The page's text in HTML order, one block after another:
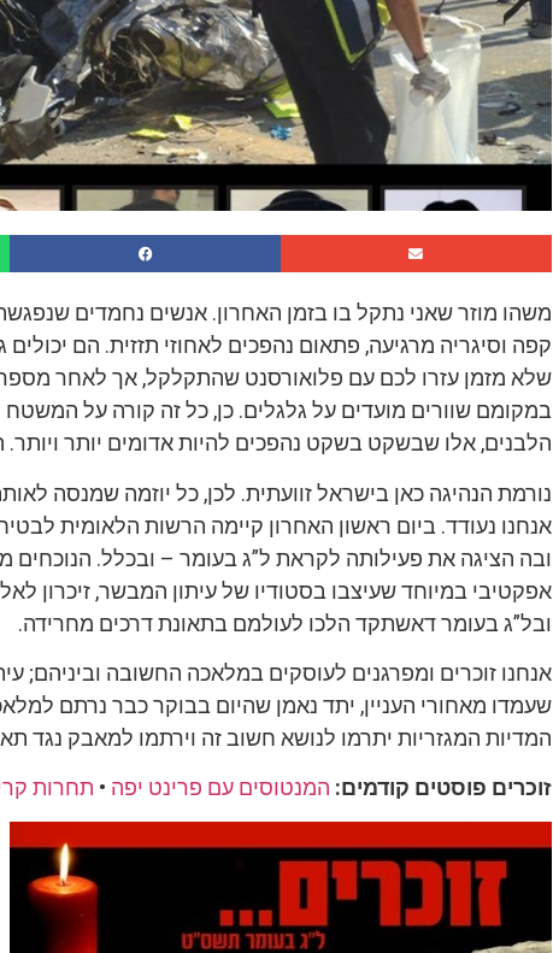
משהו מוזר שאני נתקל בו בזמן האחרון. אנשים נחמדים
קפה וסיגריה מרגיעה, פתאום נהפכים לאחוזי תזזית. הם יכולים
שלא מזמן עזרו לכם עם פלואורסנט שהתקלקל, אך לאחר
במקומם שוורים מועדים על גלגלים. כן, כל זה קורה על
הלבנים, אלו שבשקט בשקט נהפכים להיות אדומים יותר ויותר.
נורמת הנהיגה כאן בישראל זוועתית. לכן, כל יוזמה שמנסה
אנחנו נעודד. ביום ראשון האחרון קיימה הרשות הלאומית
ובה הציגה את פעילותה לקראת ל”ג בעומר – ובכלל. הנוכחים
אפקטיבי במיוחד שעיצבו בסטודיו של עיתון המבשר, זיכרון
ובל”ג בעומר דאשתקד הלכו לעולמם בתאונת דרכים מחרידה.
אנחנו זוכרים ומפרגנים לעוסקים במלאכה החשובה וביניהם;
שעמדו מאחורי העניין, יתד נאמן שהיום בבוקר כבר נרתם
המדיות המגזריות יתרמו לנושא חשוב זה וירתמו למאבק נגד
זוכרים פוסטים קודמים: המנטוסים עם פרינט יפה • תחרות